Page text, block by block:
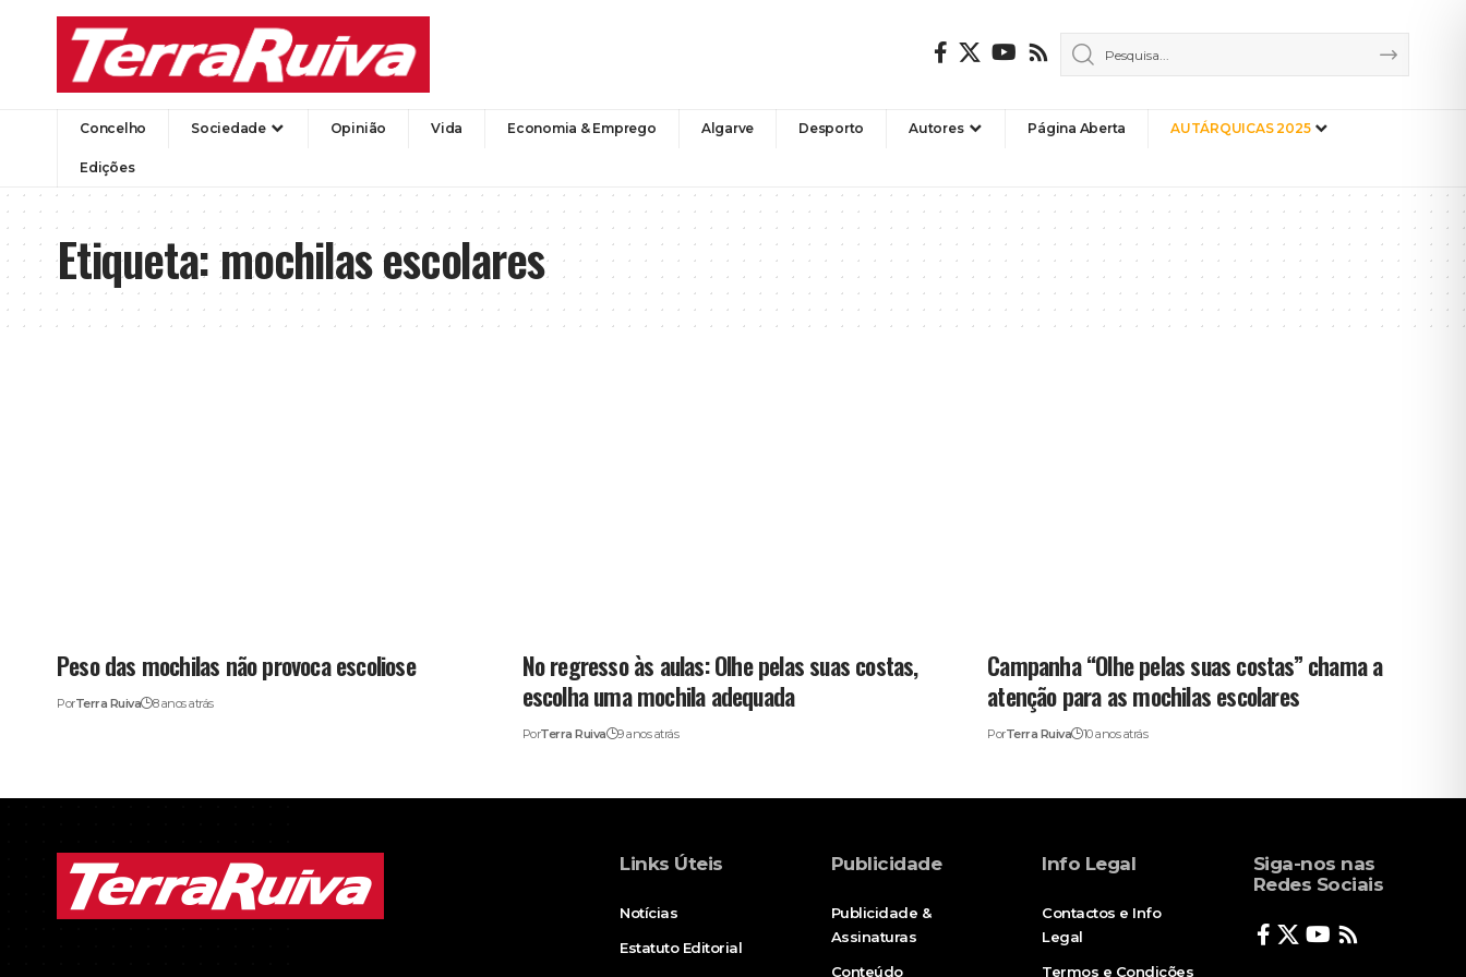
Concelho Sociedade Opinião Vida Economia & Emprego Algarve Desporto Autores Página Aberta AUTÁRQUICAS 2025
Edições
Etiqueta:mochilas escolares
Peso das mochilas não provoca escoliose
PorTerra Ruiva 8 anos atrás
No regresso às aulas: Olhe pelas suas costas,
escolha uma mochila adequada
PorTerra Ruiva 9 anos atrás
Campanha “Olhe pelas suas costas” chama a
atenção para as mochilas escolares
PorTerra Ruiva 10 anos atrás
Links Úteis
Notícias
Estatuto Editorial
Publicidade
Publicidade &
Assinaturas
Conteúdo
Info Legal
Contactos e Info
Legal
Termos e Condições
Siga-nos nas
Redes Sociais